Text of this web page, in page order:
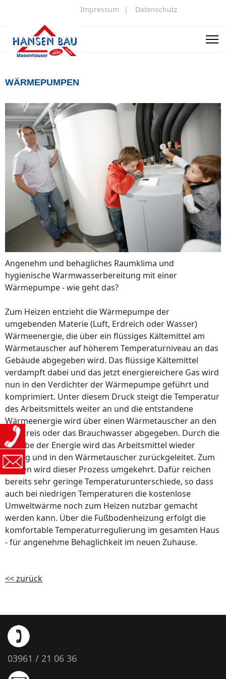
Impressum | Datenschutz
WÄRMEPUMPEN
Angenehm und behagliches Raumklima und
hygienische Warmwasserbereitung mit einer
Wärmepumpe - wie geht das?
Zum Heizen entzieht die Wärmepumpe der
umgebenden Materie (Luft, Erdreich oder Wasser)
Wärmeenergie, die über ein flüssiges Kältemittel am
Wärmetauscher auf höherem Temperaturniveau an das
Gebäude abgegeben wird. Das flüssige Kältemittel
verdampft dabei und das jetzt energiereichere Gas wird
nun in den Verdichter der Wärmepumpe geführt und
komprimiert. Unter diesem Druck steigt die Temperatur
des Arbeitsmittels weiter an und die entstandene
Wärmeenergie wird über einen Wärmetauscher an den
Heizkreis oder das Brauchwasser abgegeben. Durch die
Abgabe der Energie wird das Arbeitsmittel wieder
flüssig und in den Wärmetauscher zurückgeleitet. Zum
Kühlen wird dieser Prozess umgekehrt. Dafür reichen
bereits sehr geringe Temperaturunterschiede, so dass
auch bei niedrigen Temperaturen die kostenlose
Umweltwärme noch zum Heizen nutzbar gemacht
werden kann. Über die Fußbodenheizung erfolgt die
komfortable Temperaturregulierung im gesamten Haus
- für angenehme Behaglichkeit im neuen Zuhause.
<< zurück
03961 / 21 06 36